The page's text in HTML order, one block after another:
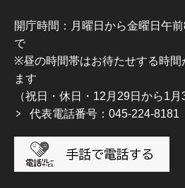
開庁時間：月曜日から金曜日午
で
※昼の時間帯はお待たせする時間
ます
（祝日・休日・12月29日から1月
代表電話番号：045-224-8181